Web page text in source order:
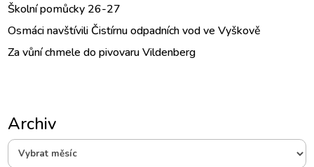
Školní pomůcky 26-27
Osmáci navštívili Čistírnu odpadních vod ve Vyškově
Za vůní chmele do pivovaru Vildenberg
ArchivArchiv